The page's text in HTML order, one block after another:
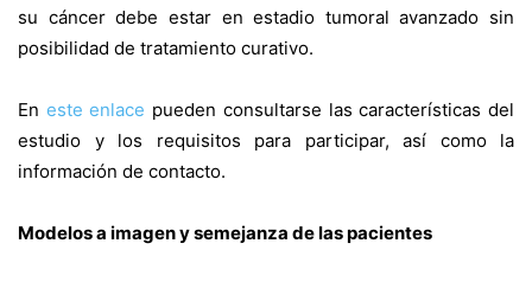
su cáncer debe estar en estadio tumoral avanzado sin
posibilidad de tratamiento curativo.
En este enlace pueden consultarse las características del
estudio y los requisitos para participar, así como la
información de contacto.
Modelos a imagen y semejanza de las pacientes